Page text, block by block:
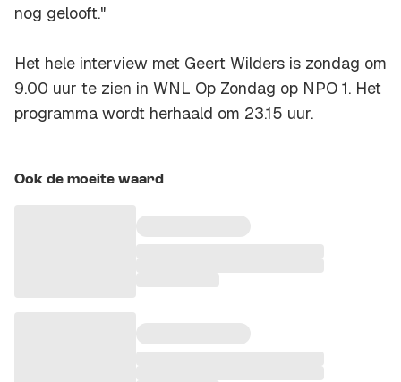
nog gelooft."
Het hele interview met Geert Wilders is zondag om
9.00 uur te zien in WNL Op Zondag op NPO 1. Het
programma wordt herhaald om 23.15 uur.
Ook de moeite waard